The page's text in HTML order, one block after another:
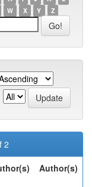
W X Y Z
2
Author(s)